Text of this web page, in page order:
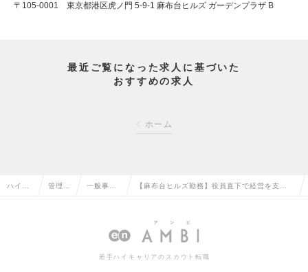
〒105-0001 東京都港区虎ノ門 5-9-1 麻布台ヒルズ ガーデンプラザ B
最近ご覧になった求人に基づいた
おすすめの求人
ホーム
ハイク 管理部 一般事
事務の転
【麻布台ヒルズ勤務】役員直下で経営を支え
コンサルファームの求人情報
若手ハイキャリアのスカウト転職